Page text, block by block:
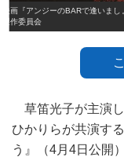
映画『アンジーのBARで逢いま
製作委員会
草笛光子が主演
ひかりらが共演す
う』（4月4日公開